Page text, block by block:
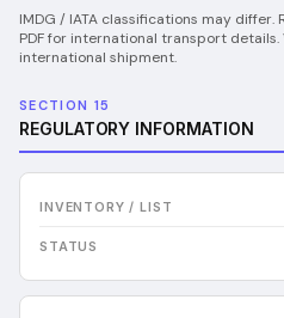
IMDG / IATA classifications may differ.
PDF for international transport
international shipment.
SECTION 15
REGULATORY INFORMATION